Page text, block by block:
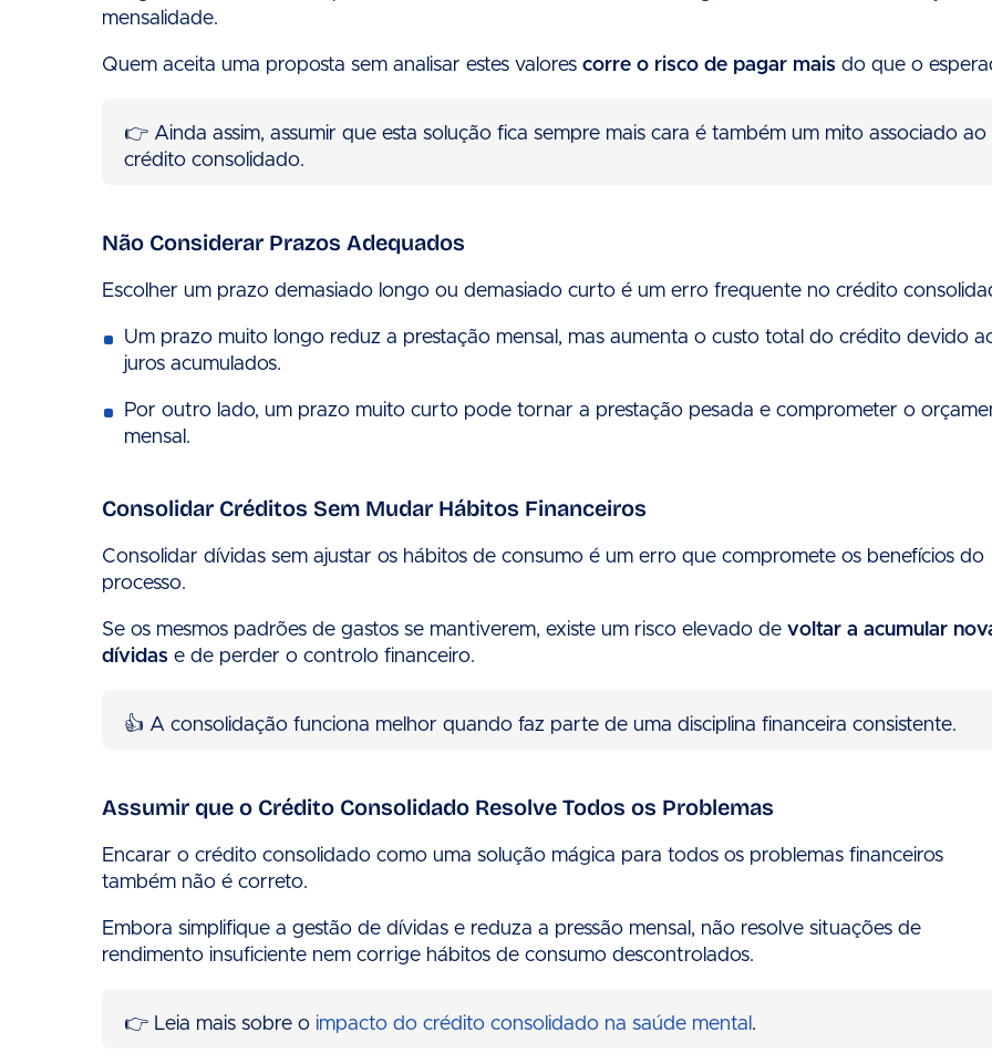
mensalidade.
Quem aceita uma proposta sem analisar estes valores corre o risco de pagar mais do que o
👉 Ainda assim, assumir que esta solução fica sempre mais cara é também um mito associado ao
crédito consolidado.
Não Considerar Prazos Adequados
Escolher um prazo demasiado longo ou demasiado curto é um erro frequente no crédito
Um prazo muito longo reduz a prestação mensal, mas aumenta o custo total do crédito devido
juros acumulados.
Por outro lado, um prazo muito curto pode tornar a prestação pesada e comprometer o
mensal.
Consolidar Créditos Sem Mudar Hábitos Financeiros
Consolidar dívidas sem ajustar os hábitos de consumo é um erro que compromete os benefícios do
processo.
Se os mesmos padrões de gastos se mantiverem, existe um risco elevado de voltar a acumular
dívidas e de perder o controlo financeiro.
👍 A consolidação funciona melhor quando faz parte de uma disciplina financeira consistente.
Assumir que o Crédito Consolidado Resolve Todos os Problemas
Encarar o crédito consolidado como uma solução mágica para todos os problemas financeiros
também não é correto.
Embora simplifique a gestão de dívidas e reduza a pressão mensal, não resolve situações de
rendimento insuficiente nem corrige hábitos de consumo descontrolados.
👉 Leia mais sobre o impacto do crédito consolidado na saúde mental .